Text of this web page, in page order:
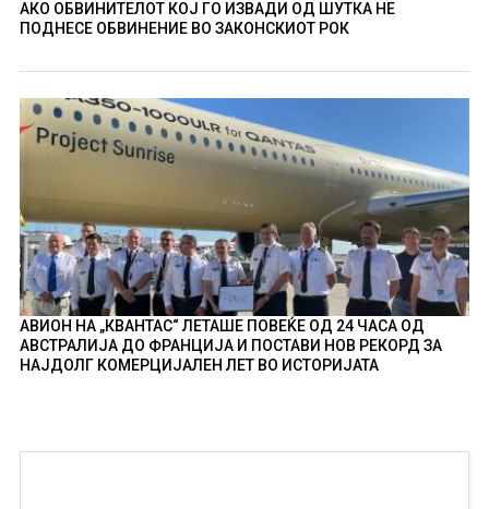
АКО ОБВИНИТЕЛОТ КОЈ ГО ИЗВАДИ ОД ШУТКА НЕ
ПОДНЕСЕ ОБВИНЕНИЕ ВО ЗАКОНСКИОТ РОК
АВИОН НА „КВАНТАС“ ЛЕТАШЕ ПОВЕЌЕ ОД 24 ЧАСА ОД
АВСТРАЛИЈА ДО ФРАНЦИЈА И ПОСТАВИ НОВ РЕКОРД ЗА
НАЈДОЛГ КОМЕРЦИЈАЛЕН ЛЕТ ВО ИСТОРИЈАТА